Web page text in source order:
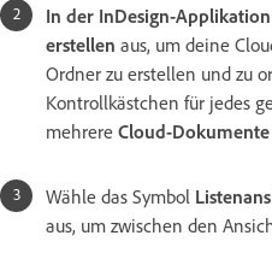
In der InDesign-
erstellen aus, um deine
Ordner zu erstellen und zu
Kontrollkästchen für jedes
mehrere Cloud-Dokumente
Wähle das Symbol
aus, um zwischen den